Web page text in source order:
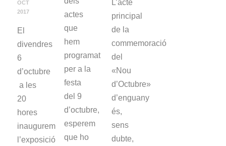
OCT
2017
El
divendres
6
d’octubre
a les
20
hores
inaugurem
l’exposició
actes
que
hem
programat
per a la
festa
del 9
d’octubre,
esperem
que ho
L’acte
principal
de la
commemoració
del
«Nou
d’Octubre»
d’enguany
és,
sens
dubte,